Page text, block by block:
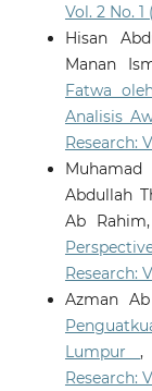
Vol. 2 No. 1
Hisan
Manan
Fatwa
Analisis
Research:
Abdullah
Ab Rahim,
Research:
Azman
Lumpur,
Research: